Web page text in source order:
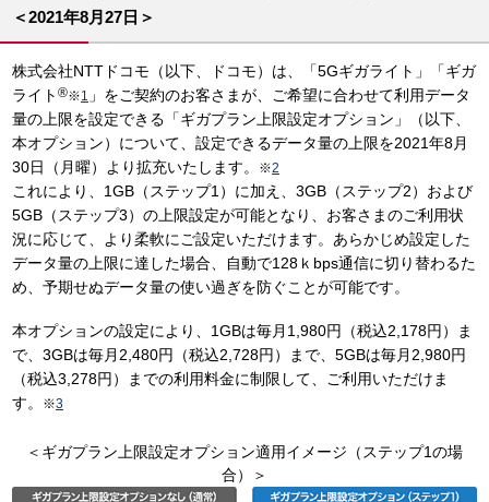
＜2021年8月27日＞
株式会社NTTドコモ（以下、ドコモ）は、「5Gギガライト」「ギガ
ライト ®※1 」をご契約のお客さまが、ご希望に合わせて利用データ
量の上限を設定できる「ギガプラン上限設定オプション」（以下、
本オプション）について、設定できるデータ量の上限を2021年8月
30日（月曜）より拡充いたします。
※2
これにより、1GB（ステップ1）に加え、3GB（ステップ2）および
5GB（ステップ3）の上限設定が可能となり、お客さまのご利用状
況に応じて、より柔軟にご設定いただけます。あらかじめ設定した
データ量の上限に達した場合、自動で128ｋbps通信に切り替わるた
め、予期せぬデータ量の使い過ぎを防ぐことが可能です。
本オプションの設定により、1GBは毎月1,980円（税込2,178円）ま
で、3GBは毎月2,480円（税込2,728円）まで、5GBは毎月2,980円
（税込3,278円）までの利用料金に制限して、ご利用いただけま
す。
※3
＜ギガプラン上限設定オプション適用イメージ（ステップ1の場
合）＞